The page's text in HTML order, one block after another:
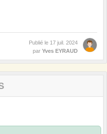
Publié le 17 juil. 2024
par Yves EYRAUD